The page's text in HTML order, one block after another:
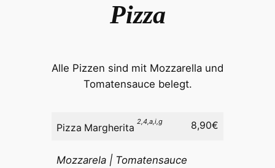
Pizza
Alle Pizzen sind mit Mozzarella und
Tomatensauce belegt.
Pizza Margherita
2,4,a,i,g 8,90€
Mozzarela | Tomatensauce